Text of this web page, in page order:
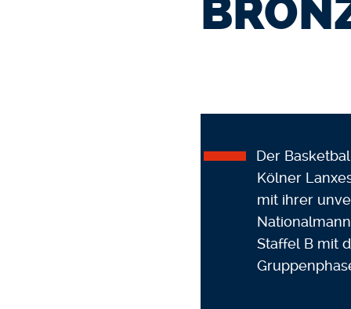
Der
Kölner
mit ihrer
Staffel B mit